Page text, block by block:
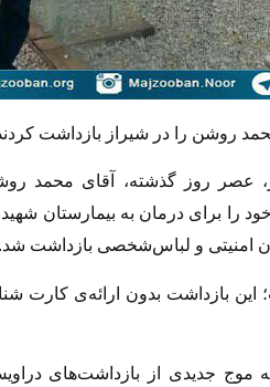
روشن را در شیراز بازداشت
عصر روز گذشته، آقای محمد
را برای درمان به بیمارستان
امنیتی و لباس‌شخصی بازداشت شد.
این بازداشت بدون ارائه‌ی کارت
جدیدی از بازداشت‌های